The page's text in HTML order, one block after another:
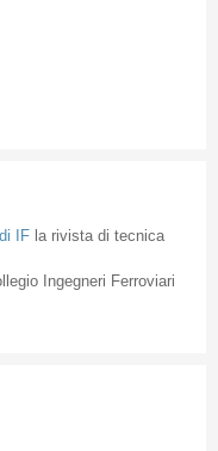
di IFla rivista di tecnica
Ingegneri Ferroviari